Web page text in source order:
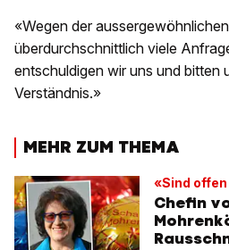
«Wegen der
überdurchschnittlich viele
entschuldigen wir uns und bitten
Verständnis.»
MEHR ZUM THEMA
«Sind
Chefin